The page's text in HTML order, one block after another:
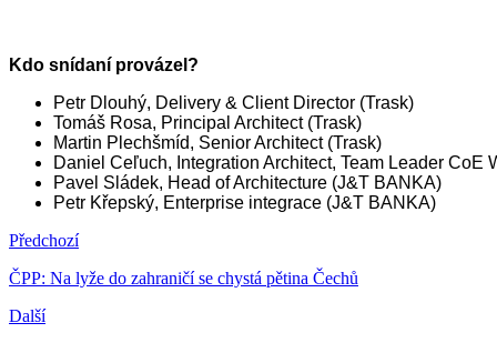
Kdo snídaní provázel?
Petr Dlouhý, Delivery & Client Director (Trask)
Tomáš Rosa, Principal Architect (Trask)
Martin Plechšmíd, Senior Architect (Trask)
Daniel Ceľuch, Integration Architect, Team Leader CoE
Pavel Sládek, Head of Architecture (J&T BANKA)
Petr Křepský, Enterprise integrace (J&T BANKA)
Předchozí
ČPP: Na lyže do zahraničí se chystá pětina Čechů
Další